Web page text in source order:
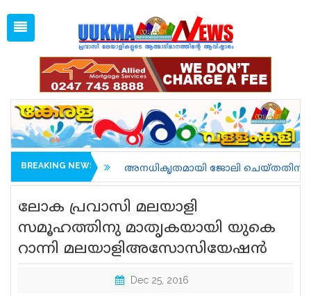
1 GBP =
128.35
Latest News
Associations
Spiritual
UK NEWS
World
Open
Menu
BREAKING NEWS
അനധികൃതമായി ജോലി ചെയ്തതിന് അറസ്റ്റിലാവുകയും
ലോക പ്രവാസി മലയാളി
സമൂഹത്തിനു മാതൃകയായി യുകെ
റാന്നി മലയാളിഅസോസിയേഷന്‍
Dec 25, 2016